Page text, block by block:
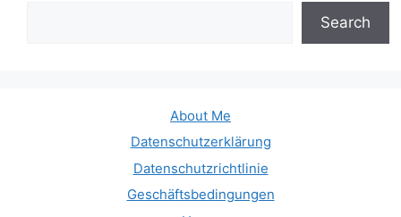
Search
About Me
Datenschutzerklärung
Datenschutzrichtlinie
Geschäftsbedingungen